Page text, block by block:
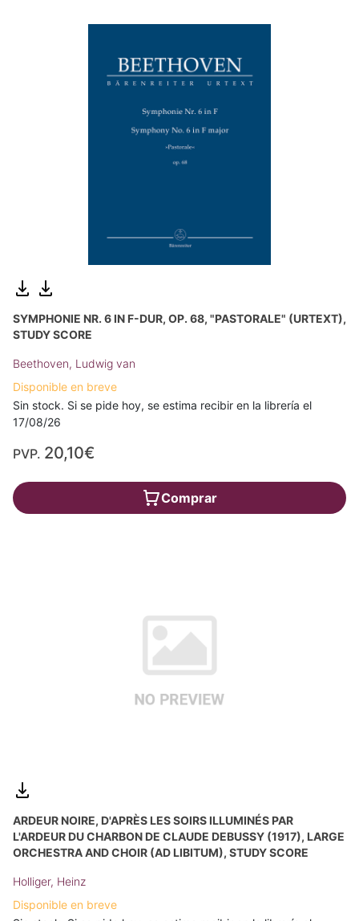
SYMPHONIE NR. 6 IN F-DUR, OP. 68, "PASTORALE" (URTEXT),
STUDY SCORE
Beethoven, Ludwig van
Disponible en breve
Sin stock. Si se pide hoy, se estima recibir en la librería el
17/08/26
PVP. 20,10€
Comprar
ARDEUR NOIRE, D'APRÈS LES SOIRS ILLUMINÉS PAR
L'ARDEUR DU CHARBON DE CLAUDE DEBUSSY (1917), LARGE
ORCHESTRA AND CHOIR (AD LIBITUM), STUDY SCORE
Holliger, Heinz
Disponible en breve